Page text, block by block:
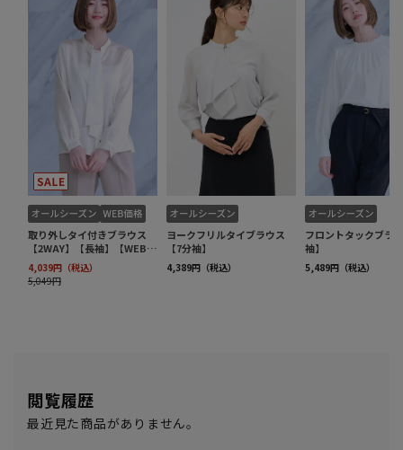
閲覧履歴
最近見た商品がありません。